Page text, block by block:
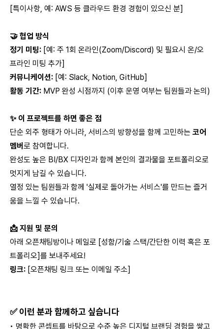
[특이사항, 예: AWS 등 클라우드 환경 경험이 있으신 분]
🤝 협업 방식
정기 미팅: [예: 주 1회 온라인(Zoom/Discord) 및 필요시 온/오
프라인 미팅 추가]
커뮤니케이션: [예: Slack, Notion, GitHub]
활동 기간: MVP 완성 시점까지 (이후 운영 여부는 팀원들과 논의)
✨ 이 프로젝트를 하면 좋은 점
단순 외주 형태가 아니라, 서비스의 방향성을 함께 고민하는 코어
멤버 로 참여합니다.
완성도 높은 BI/BX 디자인과 함께 본인의 결과물을 포트폴리오로
멋지게 남길 수 있습니다.
열정 있는 팀원들과 함께 '실제로 돌아가는 서비스'를 만드는 즐거
움을 느낄 수 있습니다.
📩 지원 및 문의
아래 오픈채팅방이나 메일로 [성함/기술 스택/간단한 이력 혹은 포
트폴리오]를 보내주세요!
링크: [오픈채팅 링크 또는 이메일 주소]
✅ 이런 분과 함께하고 싶습니다
• 명확한 콘셉트를 바탕으로 수준 높은 디지털 브랜딩 경험을 쌓고